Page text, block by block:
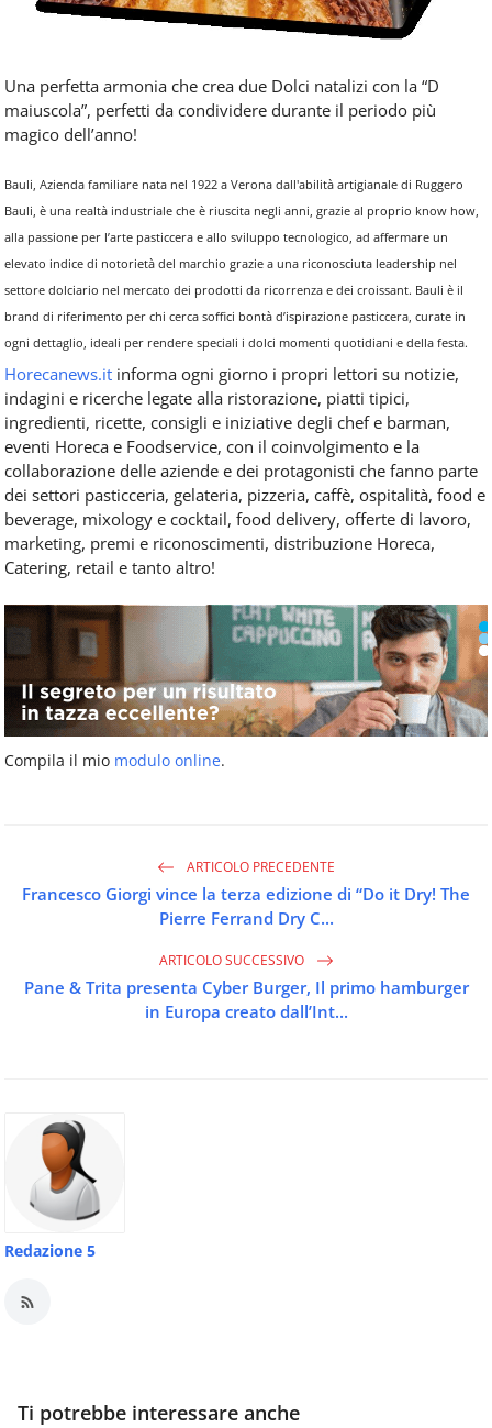
Una perfetta armonia che crea due Dolci natalizi con la “D
maiuscola”, perfetti da condividere durante il periodo più
magico dell’anno!
Bauli, Azienda familiare nata nel 1922 a Verona dall'abilità artigianale di Ruggero
Bauli, è una realtà industriale che è riuscita negli anni, grazie al proprio know how,
alla passione per l’arte pasticcera e allo sviluppo tecnologico, ad affermare un
elevato indice di notorietà del marchio grazie a una riconosciuta leadership nel
settore dolciario nel mercato dei prodotti da ricorrenza e dei croissant. Bauli è il
brand di riferimento per chi cerca soffici bontà d’ispirazione pasticcera, curate in
ogni dettaglio, ideali per rendere speciali i dolci momenti quotidiani e della festa.
Horecanews.it informa ogni giorno i propri lettori su notizie,
indagini e ricerche legate alla ristorazione, piatti tipici,
ingredienti, ricette, consigli e iniziative degli chef e barman,
eventi Horeca e Foodservice, con il coinvolgimento e la
collaborazione delle aziende e dei protagonisti che fanno parte
dei settori pasticceria, gelateria, pizzeria, caffè, ospitalità, food e
beverage, mixology e cocktail, food delivery, offerte di lavoro,
marketing, premi e riconoscimenti, distribuzione Horeca,
Catering, retail e tanto altro!
Compila il mio modulo online.
ARTICOLO PRECEDENTE
Francesco Giorgi vince la terza edizione di “Do it Dry! The
Pierre Ferrand Dry C...
ARTICOLO SUCCESSIVO
Pane & Trita presenta Cyber Burger, Il primo hamburger
in Europa creato dall’Int...
Redazione 5
Ti potrebbe interessare anche